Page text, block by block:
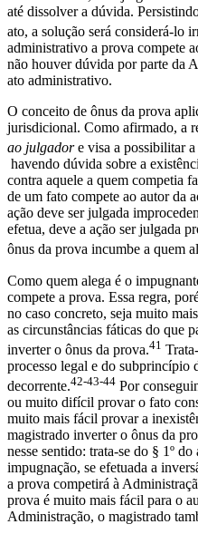
até dissolver a dúvida.
ato, a solução será considerá-lo
administrativo a prova compete
não houver dúvida por parte da
ato administrativo.
O conceito de ônus da prova
jurisdicional. Como afirmado, a
ao julgadore visa a possibilitar
havendo dúvida sobre a
contra aquele a quem competia
de um fato compete ao autor da
ação deve ser julgada
efetua, deve a ação ser julgada
ônus da prova incumbe a quem
Como quem alega é o
compete a prova. Essa regra,
no caso concreto, seja muito
as circunstâncias fáticas do que
inverter o ônus da prova.41
processo legal e do subprincípio
decorrente.42-43-44 Por
ou muito difícil provar o fato
muito mais fácil provar a
magistrado inverter o ônus da
nesse sentido: trata-se do § 1º
impugnação, se efetuada a
a prova competirá à
prova é muito mais fácil para o
Administração, o magistrado